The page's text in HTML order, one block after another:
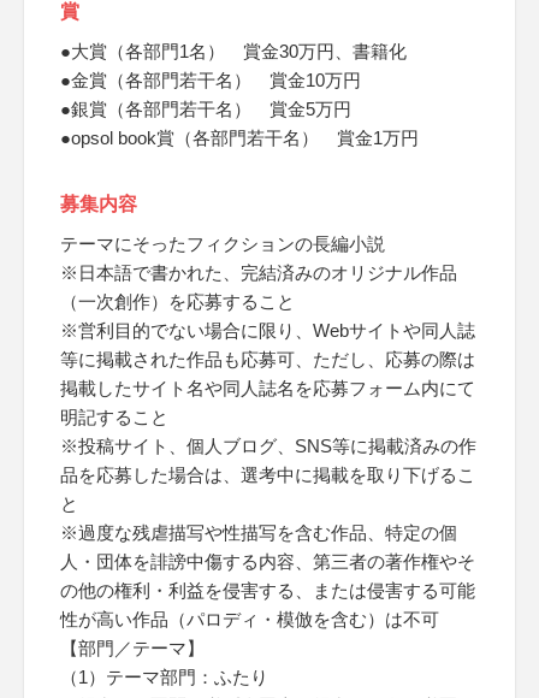
賞
●大賞（各部門1名） 賞金30万円、書籍化
●金賞（各部門若干名） 賞金10万円
●銀賞（各部門若干名） 賞金5万円
●opsol book賞（各部門若干名） 賞金1万円
募集内容
テーマにそったフィクションの長編小説
※日本語で書かれた、完結済みのオリジナル作品
（一次創作）を応募すること
※営利目的でない場合に限り、Webサイトや同人誌
等に掲載された作品も応募可、ただし、応募の際は
掲載したサイト名や同人誌名を応募フォーム内にて
明記すること
※投稿サイト、個人ブログ、SNS等に掲載済みの作
品を応募した場合は、選考中に掲載を取り下げるこ
と
※過度な残虐描写や性描写を含む作品、特定の個
人・団体を誹謗中傷する内容、第三者の著作権やそ
の他の権利・利益を侵害する、または侵害する可能
性が高い作品（パロディ・模倣を含む）は不可
【部門／テーマ】
（1）テーマ部門：ふたり